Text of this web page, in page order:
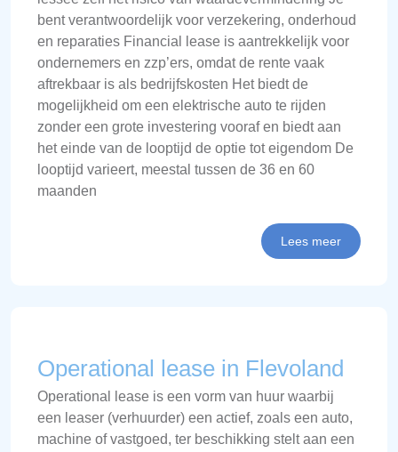
bent verantwoordelijk voor verzekering, onderhoud
en reparaties Financial lease is aantrekkelijk voor
ondernemers en zzp’ers, omdat de rente vaak
aftrekbaar is als bedrijfskosten Het biedt de
mogelijkheid om een elektrische auto te rijden
zonder een grote investering vooraf en biedt aan
het einde van de looptijd de optie tot eigendom De
looptijd varieert, meestal tussen de 36 en 60
maanden
Lees meer
Operational lease in Flevoland
Operational lease is een vorm van huur waarbij
een leaser (verhuurder) een actief, zoals een auto,
machine of vastgoed, ter beschikking stelt aan een